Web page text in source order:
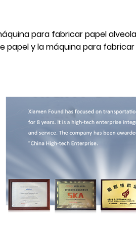
para fabricar papel
papel y la máquina para